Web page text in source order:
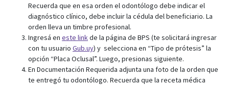
Recuerda que en esa orden el odontólogo debe indicar el
diagnóstico clínico, debe incluir la cédula del beneficiario. La
orden lleva un timbre profesional.
Ingresá en este linkde la página de BPS (te solicitará ingresar
con tu usuario Gub.uy) y selecciona en “Tipo de prótesis” la
opción “Placa Oclusal”. Luego, presionas siguiente.
En Documentación Requerida adjunta una foto de la orden que
te entregó tu odontólogo. Recuerda que la receta médica